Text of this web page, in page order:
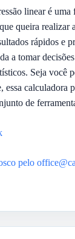
linear é uma
queira realizar
rápidos e
a tomar
Seja você
essa calculadora
de
pelo